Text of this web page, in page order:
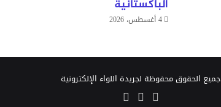
الباكستانية
4 أغسطس، 2026
جميع الحقوق محفوظة لجريدة اللواء الإلكترونية
‫YouTube